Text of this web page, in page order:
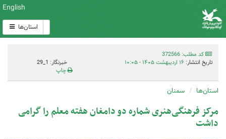
English
استان‌ها
کد مطلب: 372566
تاریخ انتشار: ۱۶ اردیبهشت ۱۴۰۵ - ۱۰:۰۵
خبرنگار: 1_29
چاپ
استان‌ها سمنان
مرکز فرهنگی‌هنری شماره دو دامغان هفته معلم را گرامی
داشت